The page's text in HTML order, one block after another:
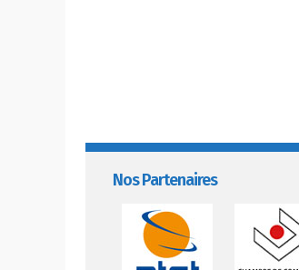
Nos Partenaires